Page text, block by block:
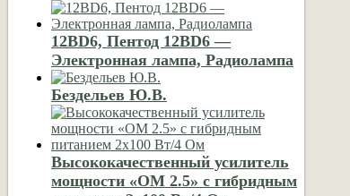
12BD6, Пентод 12BD6 —
Электронная лампа, Радиолампа
Бездельев Ю.В.
Высококачественный усилитель
мощности «ОМ 2.5» с гибридным